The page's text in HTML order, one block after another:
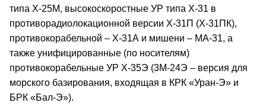
типа Х-25М, высокоскоростные УР типа Х-31 в
противорадиолокационной версии Х-31П (Х-31ПК),
противокорабельной – Х-31А и мишени – МА-31, а
также унифицированные (по носителям)
противокорабельные УР Х-35Э (3М-24Э – версия для
морского базирования, входящая в КРК «Уран-Э» и
БРК «Бал-Э»).